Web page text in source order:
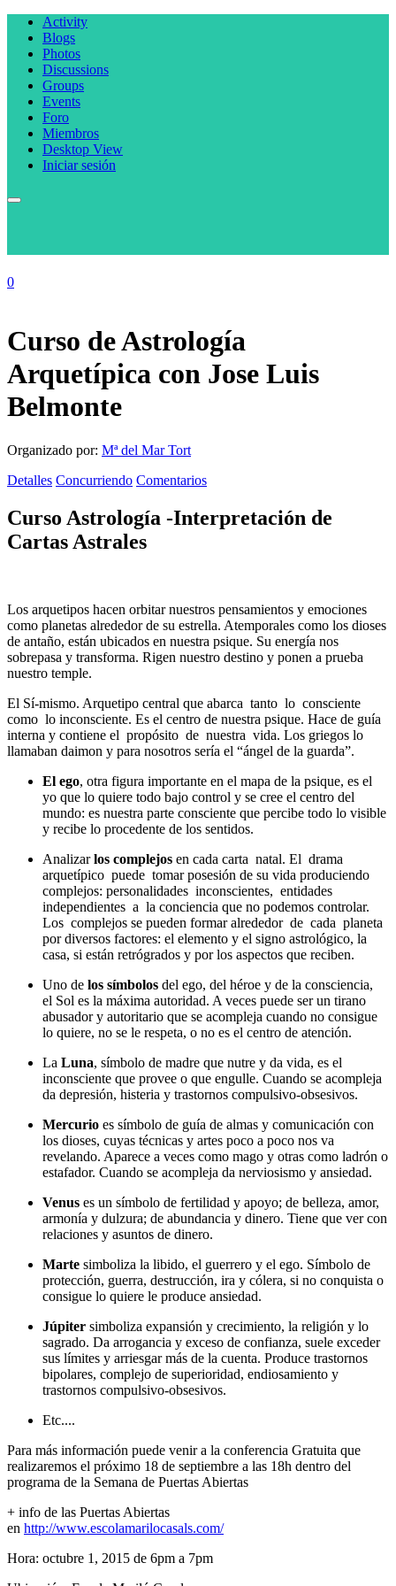
Activity
Blogs
Photos
Discussions
Groups
Events
Foro
Miembros
Desktop View
Iniciar sesión
0
Curso de Astrología
Arquetípica con Jose Luis
Belmonte
Organizado por: Mª del Mar Tort
Detalles Concurriendo Comentarios
Curso Astrología -Interpretación de
Cartas Astrales
Los arquetipos hacen orbitar nuestros pensamientos y emociones
como planetas alrededor de su estrella. Atemporales como los dioses
de antaño, están ubicados en nuestra psique. Su energía nos
sobrepasa y transforma. Rigen nuestro destino y ponen a prueba
nuestro temple.
El Sí-mismo. Arquetipo central que abarca tanto lo consciente
como lo inconsciente. Es el centro de nuestra psique. Hace de guía
interna y contiene el propósito de nuestra vida. Los griegos lo
llamaban daimon y para nosotros sería el “ángel de la guarda”.
El ego, otra figura importante en el mapa de la psique, es el
yo que lo quiere todo bajo control y se cree el centro del
mundo: es nuestra parte consciente que percibe todo lo visible
y recibe lo procedente de los sentidos.
Analizarlos complejos en cada carta natal. El drama
arquetípico puede tomar posesión de su vida produciendo
complejos: personalidades inconscientes, entidades
independientes a la conciencia que no podemos controlar.
Los complejos se pueden formar alrededor de cada planeta
por diversos factores: el elemento y el signo astrológico, la
casa, si están retrógrados y por los aspectos que reciben.
Uno de los símbolos del ego, del héroe y de la consciencia,
el Sol es la máxima autoridad. A veces puede ser un tirano
abusador y autoritario que se acompleja cuando no consigue
lo quiere, no se le respeta, o no es el centro de atención.
La Luna, símbolo de madre que nutre y da vida, es el
inconsciente que provee o que engulle. Cuando se acompleja
da depresión, histeria y trastornos compulsivo-obsesivos.
Mercurio es símbolo de guía de almas y comunicación con
los dioses, cuyas técnicas y artes poco a poco nos va
revelando. Aparece a veces como mago y otras como ladrón o
estafador. Cuando se acompleja da nerviosismo y ansiedad.
Venus es un símbolo de fertilidad y apoyo; de belleza, amor,
armonía y dulzura; de abundancia y dinero. Tiene que ver con
relaciones y asuntos de dinero.
Marte simboliza la libido, el guerrero y el ego. Símbolo de
protección, guerra, destrucción, ira y cólera, si no conquista o
consigue lo quiere le produce ansiedad.
Júpiter simboliza expansión y crecimiento, la religión y lo
sagrado. Da arrogancia y exceso de confianza, suele exceder
sus límites y arriesgar más de la cuenta. Produce trastornos
bipolares, complejo de superioridad, endiosamiento y
trastornos compulsivo-obsesivos.
Etc....
Para más información puede venir a la conferencia Gratuita que
realizaremos el próximo 18 de septiembre a las 18h dentro del
programa de la Semana de Puertas Abiertas
+ info de las Puertas Abiertas
en http://www.escolamarilocasals.com/
Hora: octubre 1, 2015 de 6pm a 7pm